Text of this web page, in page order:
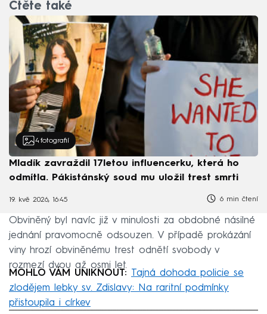
Čtěte také
4 fotografií
Mladík zavraždil 17letou influencerku, která ho
odmítla. Pákistánský soud mu uložil trest smrti
19. kvě 2026, 16:45 6 min čtení
Obviněný byl navíc již v minulosti za obdobné násilné
jednání pravomocně odsouzen. V případě prokázání
viny hrozí obviněnému trest odnětí svobody v
rozmezí dvou až osmi let.
MOHLO VÁM UNIKNOUT: Tajná dohoda policie se
zlodějem lebky sv. Zdislavy: Na raritní podmínky
přistoupila i církev